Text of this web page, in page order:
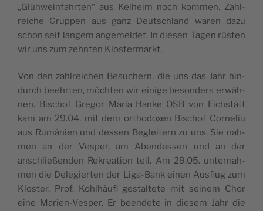
„Glüh­wein­fahr­ten“ aus Kel­heim noch kom­men. Zahl­
reiche Grup­pen aus ganz Deut­schland waren dazu
schon seit lan­gem ange­mel­det. In die­sen Tagen rüs­ten
wir uns zum zehn­ten Klostermarkt.
Von den zahl­rei­chen Besu­chern, die uns das Jahr hin­
durch beehr­ten, möch­ten wir einige beson­ders erwäh­
nen. Bischof Gre­gor Maria Hanke OSB von Eichstätt
kam am 29.04. mit dem ortho­doxen Bischof Cor­ne­liu
aus Rumä­nien und des­sen Beglei­tern zu uns. Sie nah­
men an der Ves­per, am Aben­des­sen und an der
anschließen­den Rekrea­tion teil. Am 29.05. unter­nah­
men die Dele­gier­ten der Liga-Bank einen Aus­flug zum
Klos­ter. Prof. Kohlhäu­fl ges­tal­tete mit sei­nem Chor
eine Marien-Ves­per. Er been­dete in die­sem Jahr die